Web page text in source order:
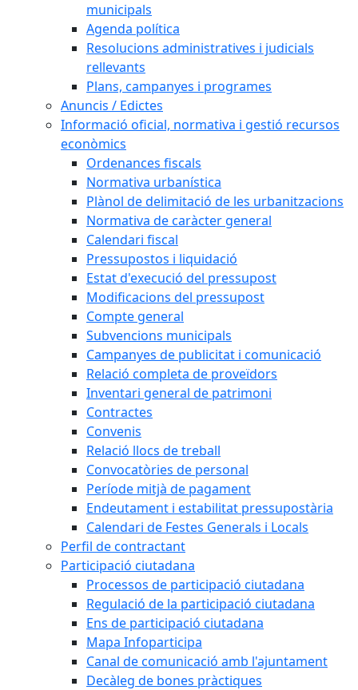
municipals
Agenda política
Resolucions administratives i judicials
rellevants
Plans, campanyes i programes
Anuncis / Edictes
Informació oficial, normativa i gestió recursos
econòmics
Ordenances fiscals
Normativa urbanística
Plànol de delimitació de les urbanitzacions
Normativa de caràcter general
Calendari fiscal
Pressupostos i liquidació
Estat d'execució del pressupost
Modificacions del pressupost
Compte general
Subvencions municipals
Campanyes de publicitat i comunicació
Relació completa de proveïdors
Inventari general de patrimoni
Contractes
Convenis
Relació llocs de treball
Convocatòries de personal
Període mitjà de pagament
Endeutament i estabilitat pressupostària
Calendari de Festes Generals i Locals
Perfil de contractant
Participació ciutadana
Processos de participació ciutadana
Regulació de la participació ciutadana
Ens de participació ciutadana
Mapa Infoparticipa
Canal de comunicació amb l'ajuntament
Decàleg de bones pràctiques